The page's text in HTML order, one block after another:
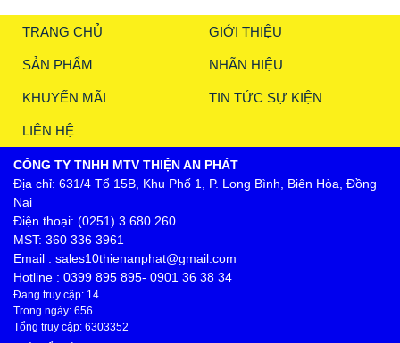
TRANG CHỦ GIỚI THIỆU
SẢN PHẨM NHÃN HIỆU
KHUYẾN MÃI TIN TỨC SỰ KIỆN
LIÊN HỆ
CÔNG TY TNHH MTV THIỆN AN PHÁT
Địa chỉ: 631/4 Tổ 15B, Khu Phố 1, P. Long Bình, Biên Hòa, Đồng
Nai
Điện thoại: (0251) 3 680 260
MST: 360 336 3961
Email : sales10thienanphat@gmail.com
Hotline : 0399 895 895- 0901 36 38 34
Đang truy cập: 14
Trong ngày: 656
Tổng truy cập: 6303352